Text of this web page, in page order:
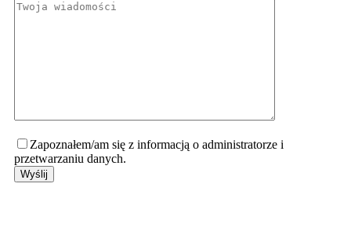
Zapoznałem/am się z informacją o administratorze i
przetwarzaniu danych.